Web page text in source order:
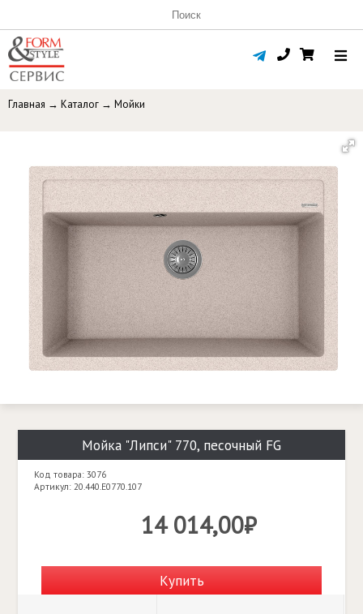
Главная → Каталог → Мойки
Мойка "Липси" 770, песочный FG
Код товара: 3076
Артикул: 20.440.E0770.107
14 014,00₽
Купить